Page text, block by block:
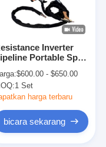
Inverter
Portable Spot
pengelasan
portabel)
$600.00 - $650.00
1 Set
harga terbaru
bicara sekarang